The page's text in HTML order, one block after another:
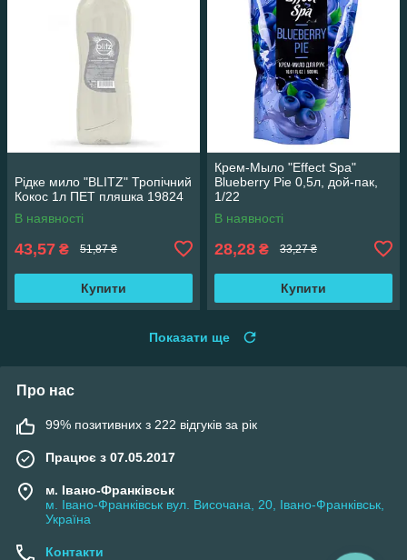
Рідке мило "BLITZ" Тропічний
Кокос 1л ПЕТ пляшка 19824
В наявності
43,57 ₴ 51,87 ₴
Купити
Крем-Мыло "Effect Spa"
Blueberry Pie 0,5л, дой-пак,
1/22
В наявності
28,28 ₴ 33,27 ₴
Купити
Показати ще
Про нас
99% позитивних з 222 відгуків за рік
Працює з 07.05.2017
м. Івано-Франківськ
м. Івано-Франківськ вул. Височана, 20, Івано-Франківськ,
Україна
Контакти